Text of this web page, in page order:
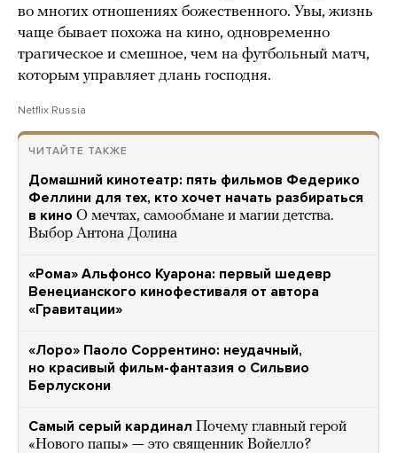
во многих отношениях божественного. Увы, жизнь
чаще бывает похожа на кино, одновременно
трагическое и смешное, чем на футбольный матч,
которым управляет длань господня.
Netflix Russia
ЧИТАЙТЕ ТАКЖЕ
Домашний кинотеатр: пять фильмов Федерико
Феллини для тех, кто хочет начать разбираться
в кино О мечтах, самообмане и магии детства.
Выбор Антона Долина
«Рома» Альфонсо Куарона: первый шедевр
Венецианского кинофестиваля от автора
«Гравитации»
«Лоро» Паоло Соррентино: неудачный,
но красивый фильм-фантазия о Сильвио
Берлускони
Самый серый кардинал Почему главный герой
«Нового папы» — это священник Войелло?